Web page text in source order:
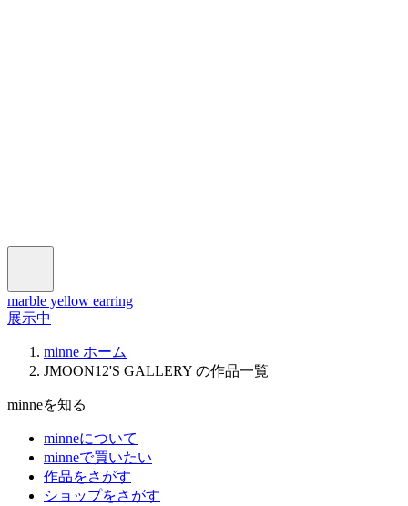
marble yellow earring
展示中
minne ホーム
JMOON12'S GALLERY の作品一覧
minneを知る
minneについて
minneで買いたい
作品をさがす
ショップをさがす